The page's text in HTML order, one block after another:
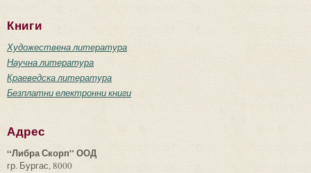
Книги
Художествена литература
Научна литература
Краеведска литература
Безплатни електронни книги
Адрес
“Либра Скорп” ООД
гр. Бургас, 8000